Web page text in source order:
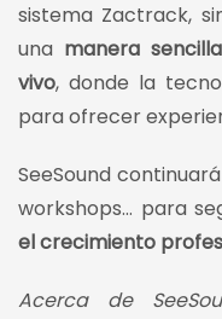
sistema Zactrack,
una manera
vivo, donde la
para ofrecer
SeeSound
workshops… para
el crecimiento
Acerca de